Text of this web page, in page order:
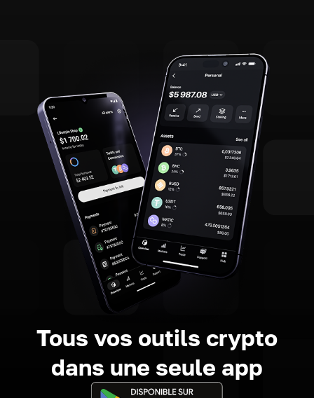
Tous vos outils crypto
dans une seule app